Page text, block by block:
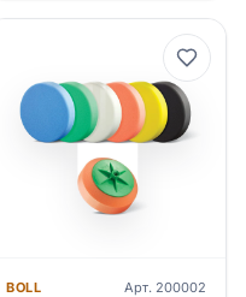
BOLL Арт. 200002